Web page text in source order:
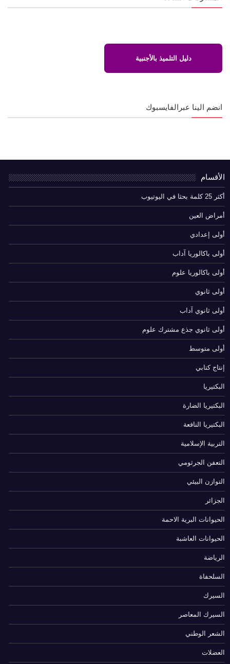
دليل التلميذ بالأجنبية
انضم الينا عبرالفايسبوك
الأقسام
أكثر 25 كلمة بحثا في اليوتيوب
أمراض العين
أولى إعدادي
أولى باكالوريا آداب
أولى باكالوريا علوم
أولى ثانوي
أولى ثانوي آداب
أولى ثانوي جذع مشترك علوم
أولى متوسط
إنتاج كتابي
البكتيريا
البكتيريا الضارة
البكتيريا النافعة
التربية الإسلامية
التعفن الجرثومي
التوازن البيئي
الجزائر
الحيوانات البرية الاحمة
الحيوانات العاشبة
الرياضة
السلحفاة
السيرك
السيرك المعاصر
الشعر الوطني
العضلات